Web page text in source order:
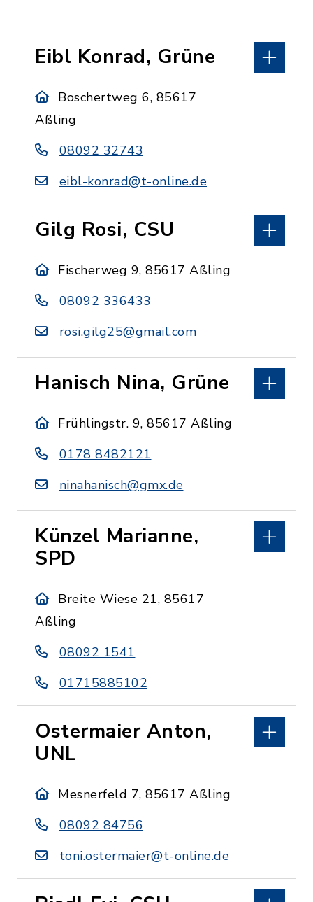
Eibl Konrad, Grüne
Boschertweg 6, 85617
Aßling
08092 32743
eibl-konrad@t-online.de
Gilg Rosi, CSU
Fischerweg 9, 85617 Aßling
08092 336433
rosi.gilg25@gmail.com
Hanisch Nina, Grüne
Frühlingstr. 9, 85617 Aßling
0178 8482121
ninahanisch@gmx.de
Künzel Marianne,
SPD
Breite Wiese 21, 85617
Aßling
08092 1541
01715885102
Ostermaier Anton,
UNL
Mesnerfeld 7, 85617 Aßling
08092 84756
toni.ostermaier@t-online.de